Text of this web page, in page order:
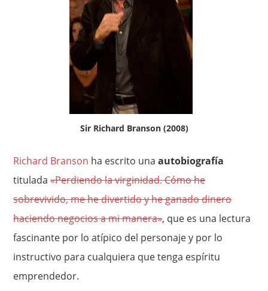
Sir Richard Branson (2008)
Richard Branson ha escrito unaautobiografía
titulada«Perdiendo la virginidad. Cómo he
sobrevivido, me he divertido y he ganado dinero
haciendo negocios a mi manera», que es una lectura
fascinante por lo atípico del personaje y por lo
instructivo para cualquiera que tenga espíritu
emprendedor.